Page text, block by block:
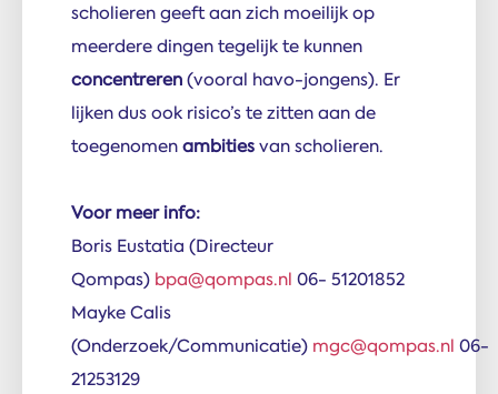
scholieren geeft aan zich moeilijk op
meerdere dingen tegelijk te kunnen
concentreren(vooral havo-jongens). Er
lijken dus ook risico’s te zitten aan de
toegenomenambitiesvan scholieren.
Voor meer info:
Boris Eustatia (Directeur
Qompas) bpa@qompas.nl 06- 51201852
Mayke Calis
(Onderzoek/Communicatie) mgc@qompas.nl 06-
21253129